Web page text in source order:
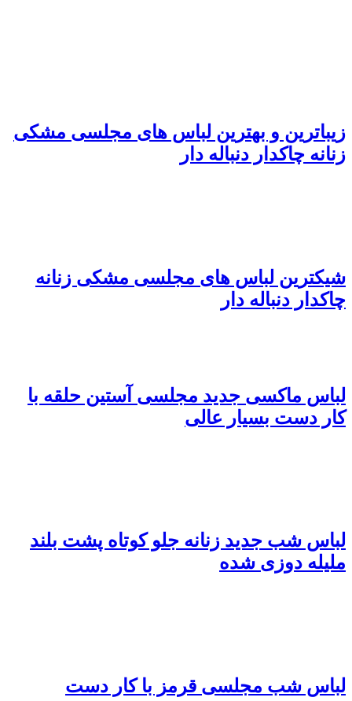
زیباترین و بهترین لباس های مجلسی مشکی
زنانه چاکدار دنباله دار
شیکترین لباس های مجلسی مشکی زنانه
چاکدار دنباله دار
لباس ماکسی جدید مجلسی آستین حلقه با
کار دست بسیار عالی
لباس شب جدید زنانه جلو کوتاه پشت بلند
ملیله دوزی شده
لباس شب مجلسی قرمز با کار دست